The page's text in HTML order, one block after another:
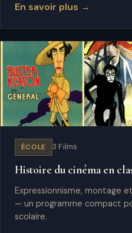
En savoir plus →
ÉCOLE 3 Films
Histoire du cinéma en
Expressionnisme, montage
— un programme compact
scolaire.